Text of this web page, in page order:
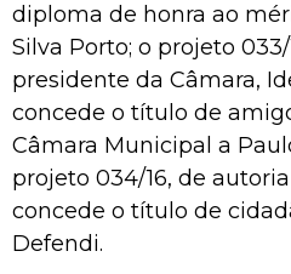
diploma de honra ao
Silva Porto; o projeto
presidente da Câmara,
concede o título de
Câmara Municipal a
projeto 034/16, de
concede o título de
Defendi.